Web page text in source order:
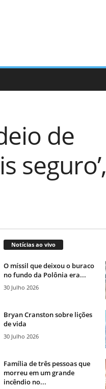
de
seguro’,
Notícias ao vivo
O míssil que deixou o buraco
no fundo da Polônia era...
30 Julho 2026
Bryan Cranston sobre lições
de vida
30 Julho 2026
Família de três pessoas que
morreu em um grande
incêndio no...